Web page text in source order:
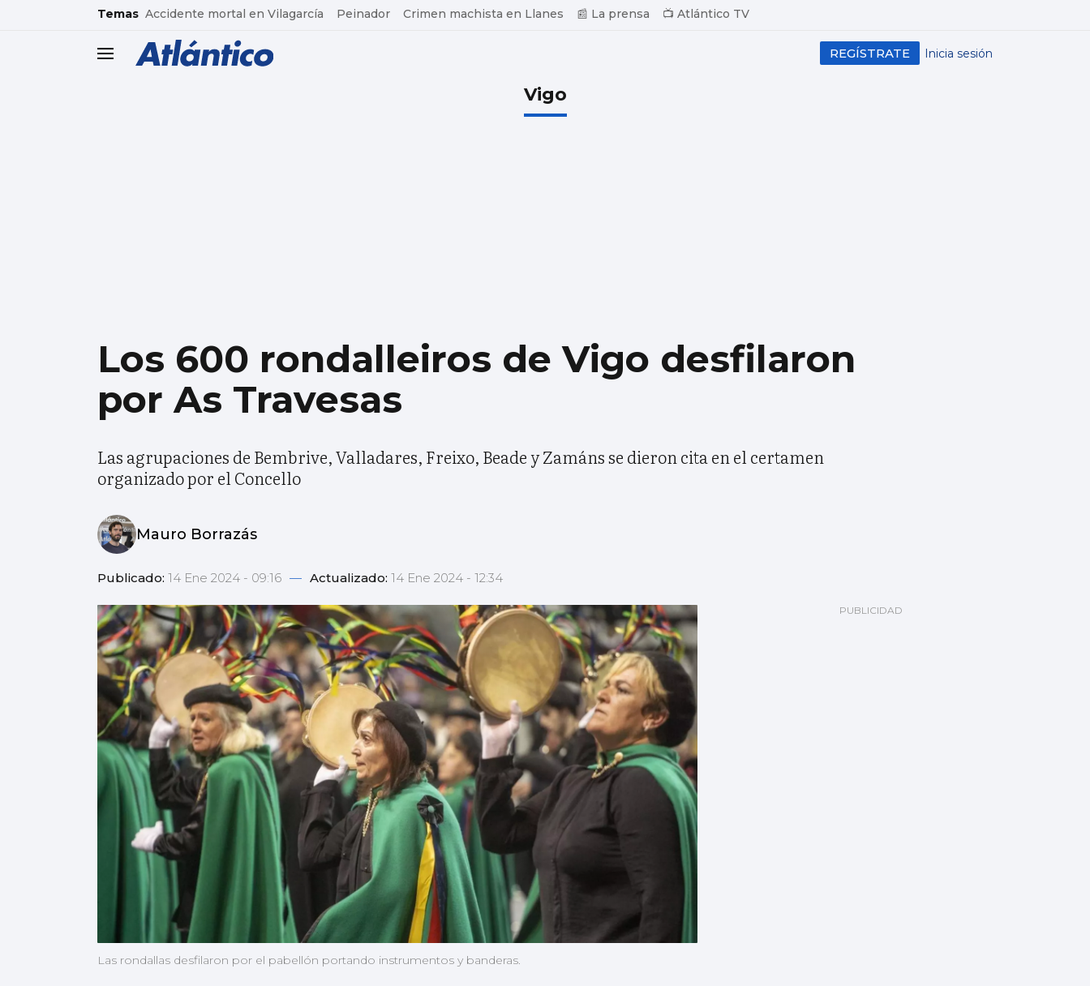
common.go-to-content
Temas Accidente mortal en Vilagarcía Peinador Crimen machista en Llanes 📰 La prensa 📺 Atlántico TV
header.menu.open Inicia sesión
REGÍSTRATE
Vigo
Los 600 rondalleiros de Vigo desfilaron
por As Travesas
Las agrupaciones de Bembrive, Valladares, Freixo, Beade y Zamáns se dieron cita en el certamen
organizado por el Concello
Mauro Borrazás
Publicado: 14 Ene 2024 - 09:16 — Actualizado: 14 Ene 2024 - 12:34
Las rondallas desfilaron por el pabellón portando instrumentos y banderas.